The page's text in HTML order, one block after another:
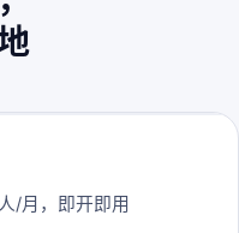
/月，即开即用